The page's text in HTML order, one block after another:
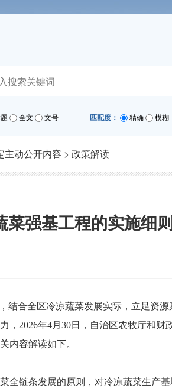
全文 文号 匹配度： 精确 模糊
主动公开内容 > 政策解读
菜强基工程的实施细
结合全区冷凉蔬菜发展实际，立足资
，2026年4月30日，自治区农牧厅和财
内容解读如下。
全链条发展的原则，对冷凉蔬菜生产